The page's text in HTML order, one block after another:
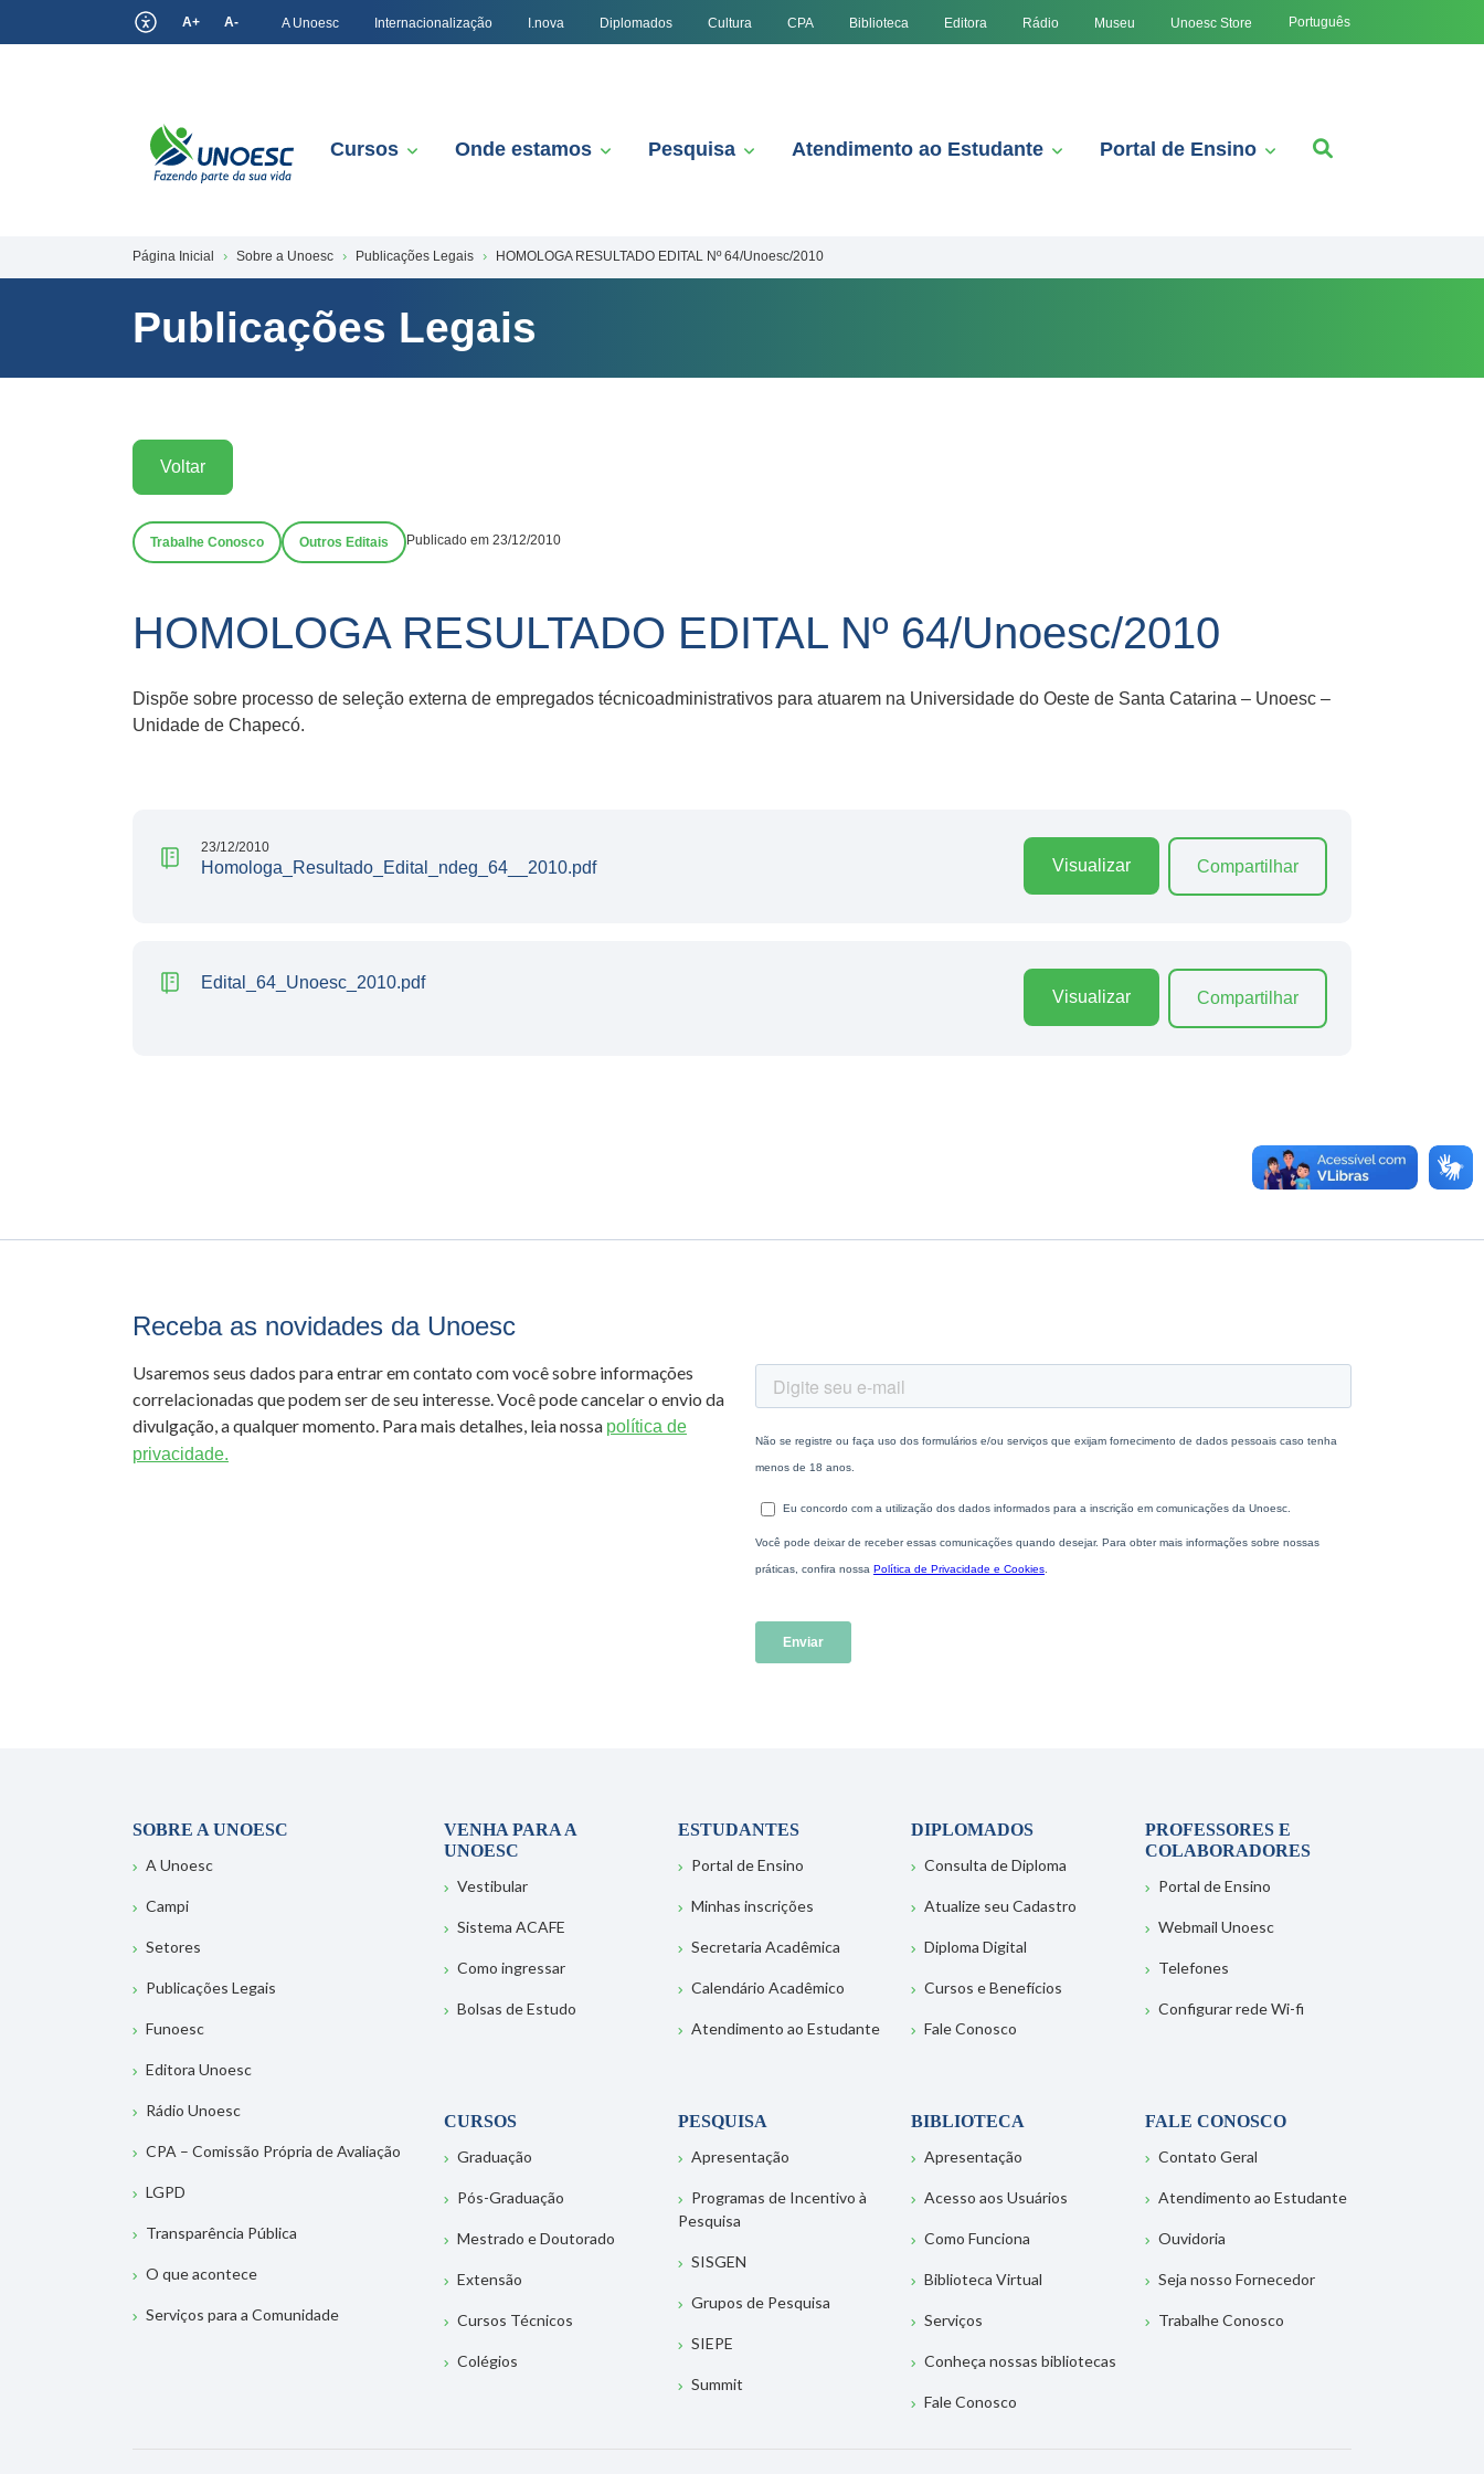
A+ A- A Unoesc Internacionalização I.nova Diplomados Cultura CPA Biblioteca Editora Rádio Museu Unoesc Store Português
Cursos Onde estamos Pesquisa Atendimento ao Estudante Portal de Ensino
Página Inicial Sobre a Unoesc Publicações Legais HOMOLOGA RESULTADO EDITAL Nº 64/Unoesc/2010
Publicações Legais
Voltar
Trabalhe Conosco Outros Editais Publicado em 23/12/2010
HOMOLOGA RESULTADO EDITAL Nº 64/Unoesc/2010
Dispõe sobre processo de seleção externa de empregados técnicoadministrativos para atuarem na Universidade do Oeste de Santa Catarina – Unoesc –
Unidade de Chapecó.
23/12/2010
Homologa_Resultado_Edital_ndeg_64__2010.pdf Visualizar Compartilhar
Edital_64_Unoesc_2010.pdf
Visualizar Compartilhar
Receba as novidades da Unoesc
Usaremos seus dados para entrar em contato com você sobre informações
correlacionadas que podem ser de seu interesse. Você pode cancelar o envio da
divulgação, a qualquer momento. Para mais detalhes, leia nossa política de
privacidade.
SOBRE A UNOESC
A Unoesc
Campi
Setores
Publicações Legais
Funoesc
Editora Unoesc
Rádio Unoesc
CPA – Comissão Própria de Avaliação
LGPD
Transparência Pública
O que acontece
Serviços para a Comunidade
VENHA PARA A
UNOESC
Vestibular
Sistema ACAFE
Como ingressar
Bolsas de Estudo
ESTUDANTES
Portal de Ensino
Minhas inscrições
Secretaria Acadêmica
Calendário Acadêmico
Atendimento ao Estudante
DIPLOMADOS
Consulta de Diploma
Atualize seu Cadastro
Diploma Digital
Cursos e Benefícios
Fale Conosco
PROFESSORES E
COLABORADORES
Portal de Ensino
Webmail Unoesc
Telefones
Configurar rede Wi-fi
CURSOS
Graduação
Pós-Graduação
Mestrado e Doutorado
Extensão
Cursos Técnicos
Colégios
PESQUISA
Apresentação
Programas de Incentivo à
Pesquisa
SISGEN
Grupos de Pesquisa
SIEPE
Summit
BIBLIOTECA
Apresentação
Acesso aos Usuários
Como Funciona
Biblioteca Virtual
Serviços
Conheça nossas bibliotecas
Fale Conosco
FALE CONOSCO
Contato Geral
Atendimento ao Estudante
Ouvidoria
Seja nosso Fornecedor
Trabalhe Conosco